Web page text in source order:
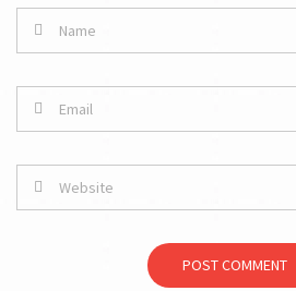
POST COMMENT